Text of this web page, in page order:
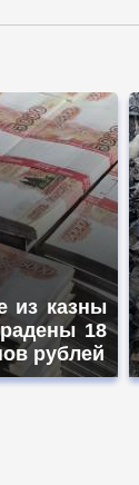
из казны
18
рублей